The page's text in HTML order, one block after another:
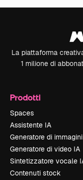
La piattaforma
1 milione di
Prodotti
Spaces
Assistente IA
Generatore di
Generatore di video IA
Sintetizzatore vocale
Contenuti stock